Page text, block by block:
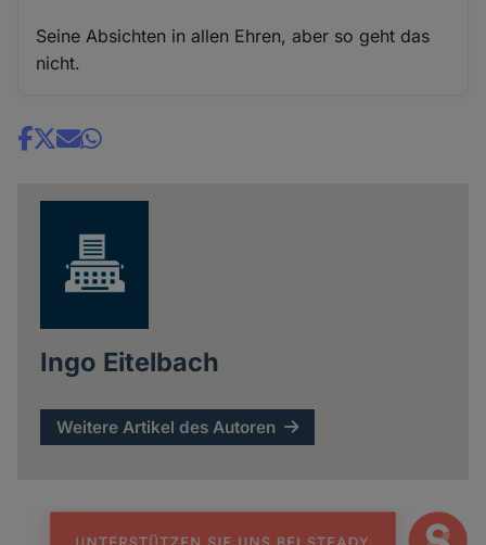
Seine Absichten in allen Ehren, aber so geht das
nicht.
Share
Ingo Eitelbach
Weitere Artikel des Autoren